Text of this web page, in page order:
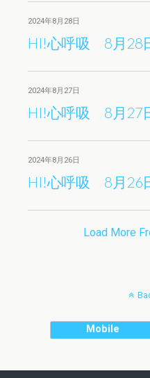
2024年8月28日
HI!心呼吸 8月28
2024年8月27日
HI!心呼吸 8月27
2024年8月26日
HI!心呼吸 8月26
Load More
Mobile